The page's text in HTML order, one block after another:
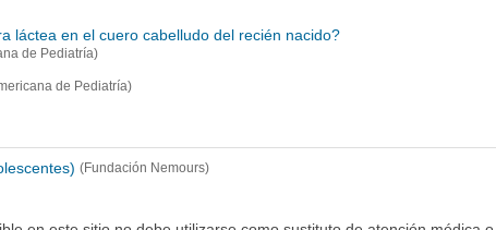
láctea en el cuero cabelludo del recién nacido?
de Pediatría)
de Pediatría)
(Fundación Nemours)